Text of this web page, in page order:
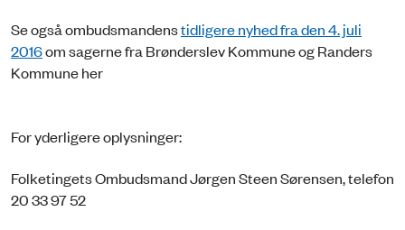
Se også ombudsmandenstidligere nyhed fra den 4. juli
2016om sagerne fra Brønderslev Kommune og Randers
Kommune her
For yderligere oplysninger:
Folketingets Ombudsmand Jørgen Steen Sørensen, telefon
20 33 97 52